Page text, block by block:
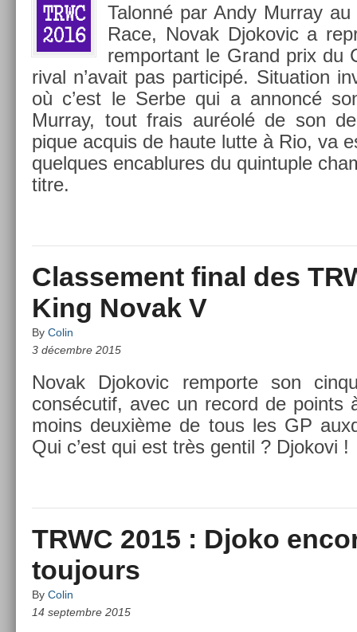
Talonné par Andy Mur­ray
Race, Novak Djokovic a
re­mpor­tant le Grand prix du
rival n’avait pas par­ticipé. Situa­tion
où c’est le Serbe qui a an­noncé
Mur­ray, tout frais auréolé de son
pique ac­quis de haute lutte à Rio, va
quel­ques en­cab­lures du quin­tu­ple
titre.
Classement final des
King Novak V
By Colin
3 décembre 2015
Novak Djokovic re­mpor­te son
consécutif, avec un re­cord de points
moins deuxième de tous les GP
Qui c’est qui est très gen­til ? Djokovi !
TRWC 2015 : Djoko
toujours
By Colin
14 septembre 2015